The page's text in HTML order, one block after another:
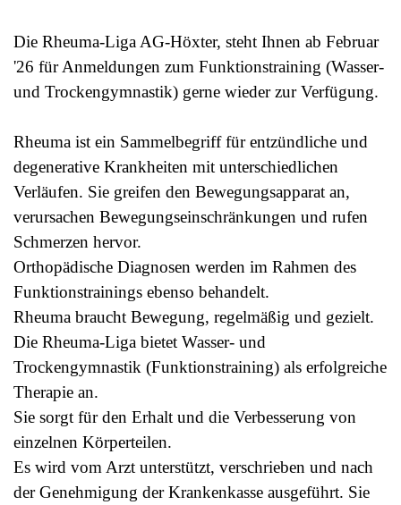
Die Rheuma-Liga AG-Höxter, steht Ihnen ab Februar
'26 für Anmeldungen zum Funktionstraining (Wasser-
und Trockengymnastik) gerne wieder zur Verfügung.
Rheuma ist ein Sammelbegriff für entzündliche und
degenerative Krankheiten mit unterschiedlichen
Verläufen. Sie greifen den Bewegungsapparat an,
verursachen Bewegungseinschränkungen und rufen
Schmerzen hervor.
Orthopädische Diagnosen werden im Rahmen des
Funktionstrainings ebenso behandelt.
Rheuma braucht Bewegung, regelmäßig und gezielt.
Die Rheuma-Liga bietet Wasser- und
Trockengymnastik (Funktionstraining) als erfolgreiche
Therapie an.
Sie sorgt für den Erhalt und die Verbesserung von
einzelnen Körperteilen.
Es wird vom Arzt unterstützt, verschrieben und nach
der Genehmigung der Krankenkasse ausgeführt. Sie